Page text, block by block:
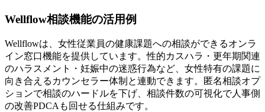
Wellflow相談機能の活用例
Wellflowは、女性従業員の健康課題への相談ができるオンラ
イン窓口機能を提供しています。性的カスハラ・更年期関連
のハラスメント・妊娠中の迷惑行為など、女性特有の課題に
向き合えるカウンセラー体制と連動できます。匿名相談オプ
ションで相談のハードルを下げ、相談件数の可視化で人事側
の改善PDCAも回せる仕組みです。